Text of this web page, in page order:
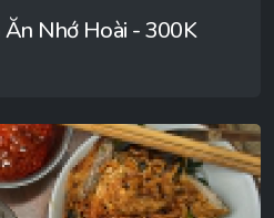
Nhớ Hoài - 300K